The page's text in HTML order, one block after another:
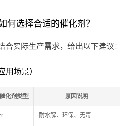
何选择合适的催化剂？
合实际生产需求，给出以下建议：
用场景）
化剂类型 原因说明
耐水解、环保、无毒